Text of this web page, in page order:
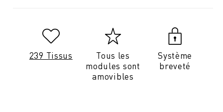
239 Tissus
Tous les
modules sont
amovibles
Système
breveté